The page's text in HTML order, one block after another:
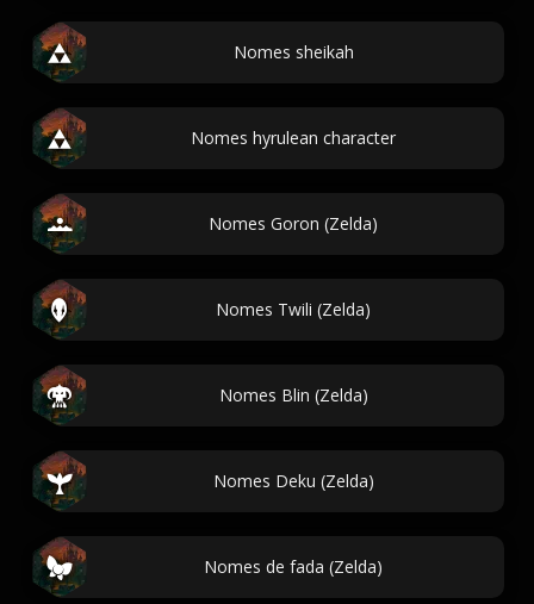
Nomes sheikah
Nomes hyrulean character
Nomes Goron (Zelda)
Nomes Twili (Zelda)
Nomes Blin (Zelda)
Nomes Deku (Zelda)
Nomes de fada (Zelda)